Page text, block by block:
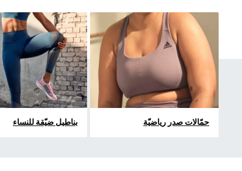
حمّالات صدر رياضيّة بناطيل ضيّقة للنساء